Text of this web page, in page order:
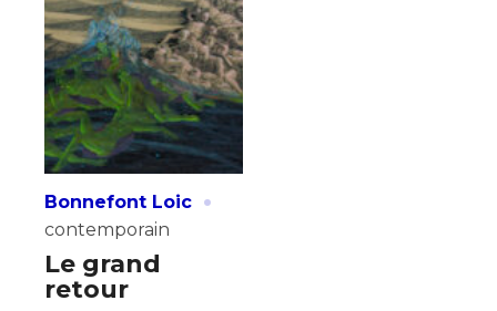
Bonnefont Loic ·
contemporain
Le grand
retour